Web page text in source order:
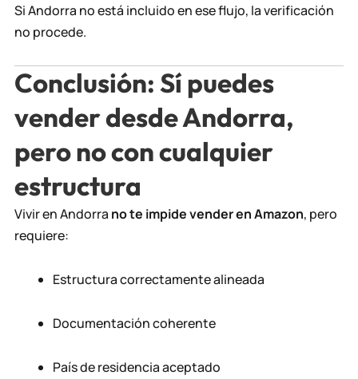
Si Andorra no está incluido en ese flujo, la verificación
no procede.
Conclusión: Sí puedes
vender desde Andorra,
pero no con cualquier
estructura
Vivir en Andorra no te impide vender en Amazon, pero
requiere:
Estructura correctamente alineada
Documentación coherente
País de residencia aceptado